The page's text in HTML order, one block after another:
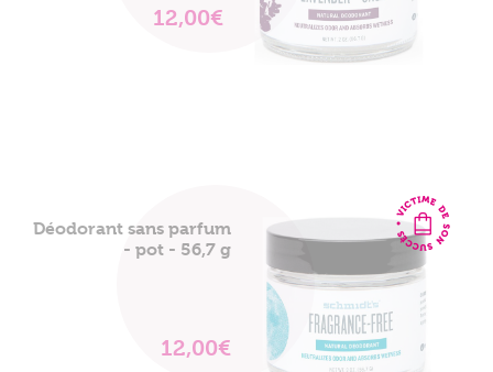
12,00€
VOIR
Déodorant sans parfum
- pot - 56,7 g
12,00€
VOIR